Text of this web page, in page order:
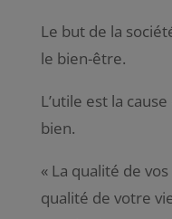
Le but de la
le bien-être.
L’utile est la
bien.
« La qualité de
qualité de votre